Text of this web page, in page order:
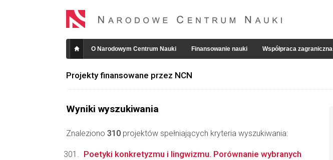
O Narodowym Centrum Nauki Finansowanie nauki Współpraca zagraniczna
Projekty finansowane przez NCN
Wyniki wyszukiwania
Znaleziono 310 projektów spełniających kryteria wyszukiwania:
Poetyki konkretyzmu i lingwizmu. Porównanie wybranych